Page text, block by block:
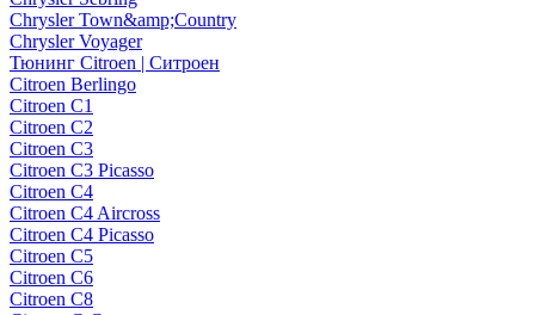
Chrysler Town&amp;Country
Chrysler Voyager
Тюнинг Citroen | Ситроен
Citroen Berlingo
Citroen C1
Citroen C2
Citroen C3
Citroen C3 Picasso
Citroen C4
Citroen C4 Aircross
Citroen C4 Picasso
Citroen C5
Citroen C6
Citroen C8